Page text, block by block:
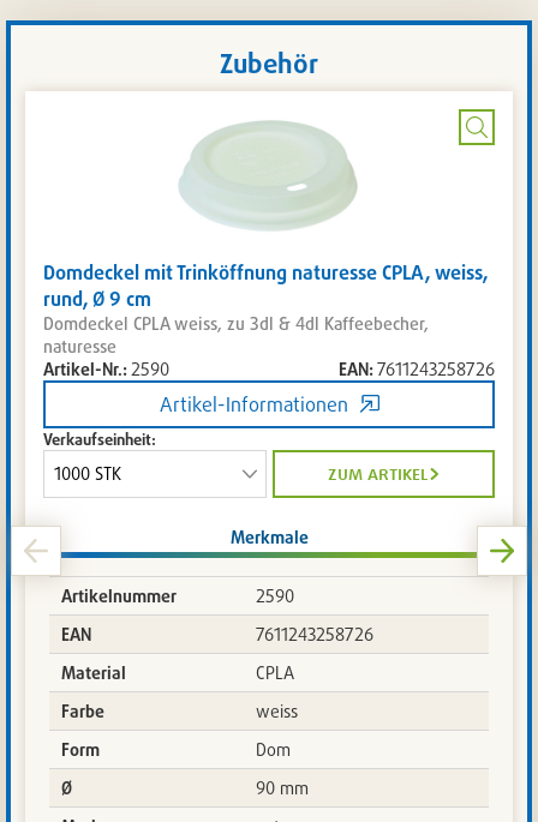
Zubehör
Bild
Domdeckel mit Trinköffnung naturesse CPLA, weiss,
rund, Ø 9 cm
Domdeckel CPLA weiss, zu 3dl & 4dl Kaffeebecher,
naturesse
Artikel-Nr.: 2590 EAN:7611243258726
Artikel-Informationen
Verkaufseinheit:
zum artikel
Merkmale
Artikelnummer
2590
EAN
7611243258726
Material
CPLA
Farbe
weiss
Form
Dom
Ø
90 mm